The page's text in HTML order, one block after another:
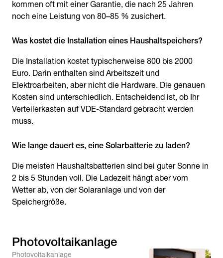
kommen oft mit einer Garantie, die nach 25 Jahren
noch eine Leistung von 80–85 % zusichert.
Was kostet die Installation eines Haushaltspeichers?
Die Installation kostet typischerweise 800 bis 2000
Euro. Darin enthalten sind Arbeitszeit und
Elektroarbeiten, aber nicht die Hardware. Die genauen
Kosten sind unterschiedlich. Entscheidend ist, ob Ihr
Verteilerkasten auf VDE-Standard gebracht werden
muss.
Wie lange dauert es, eine Solarbatterie zu laden?
Die meisten Haushaltsbatterien sind bei guter Sonne in
2 bis 5 Stunden voll. Die Ladezeit hängt aber vom
Wetter ab, von der Solaranlage und von der
Speichergröße.
Photovoltaikanlage
Photovoltaikanlage